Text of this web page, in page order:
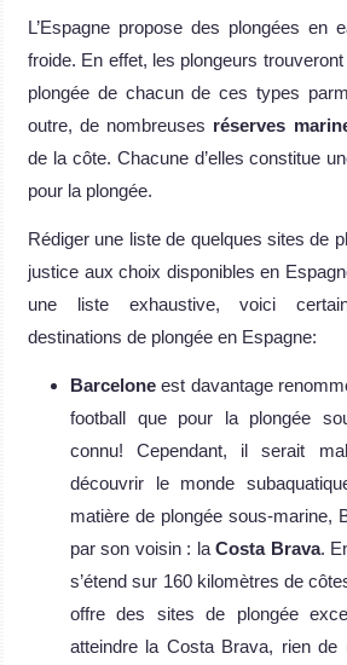
L’Espagne propose des plongées en
froide. En effet, les plongeurs
plongée de chacun de ces types
outre, de nombreuses réserves
de la côte. Chacune d’elles constitue
pour la plongée.
Rédiger une liste de quelques sites de
justice aux choix disponibles en
une liste exhaustive, voici
destinations de plongée en Espagne:
Barcelone est davantage
football que pour la plongée
connu! Cependant, il serait
découvrir le monde
matière de plongée sous-marine,
par son voisin : laCosta Brava.
s’étend sur 160 kilomètres de
offre des sites de plongée
atteindre la Costa Brava, rien